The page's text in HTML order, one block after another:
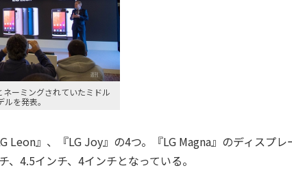
ーミングされていたミドル
を発表。
』、『LG Joy』の4つ。『LG Magna』のディスプレ
、4.5インチ、4インチとなっている。